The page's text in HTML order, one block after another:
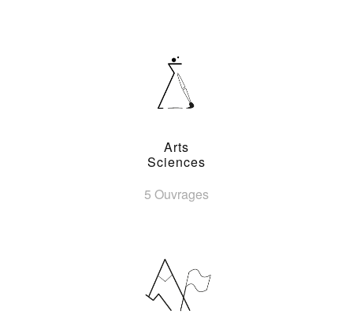
Arts
Sciences
5 Ouvrages